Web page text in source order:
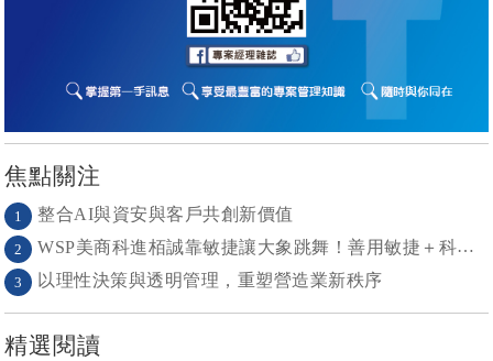
焦點關注
1 整合AI與資安與客戶共創新價值
2 WSP美商科進栢誠靠敏捷讓大象跳舞！善用敏捷＋科技力， 大型工程也能快速迭代
3 以理性決策與透明管理，重塑營造業新秩序
精選閱讀